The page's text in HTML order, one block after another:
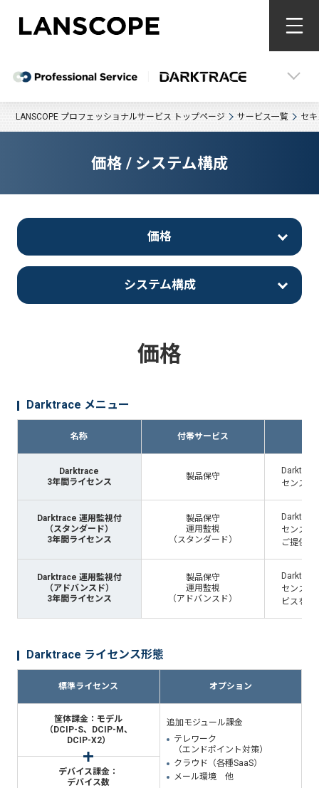
LANSCOPE プロフェッショナルサービス トップページ サービス一覧 セ
価格 / システム構成
価格
システム構成
価格
Darktrace メニュー
名称 付帯サービス
Darktrace
3年間ライセンス
製品保守
センス/
Darktrace 運用監視付
（スタンダード）
3年間ライセンス
製品保守
運用監視
（スタンダード）
センス/
ご提供し
Darktrace 運用監視付
（アドバンスド）
3年間ライセンス
製品保守
運用監視
（アドバンスド）
センス/
ビスをご
Darktrace ライセンス形態
標準ライセンス オプション
筐体課金：モデル
（DCIP-S、DCIP-M、
DCIP-X2）
追加モジュール課金
テレワーク
（エンドポイント対策）
クラウド（各種SaaS）
メール環境 他
デバイス課金：
デバイス数